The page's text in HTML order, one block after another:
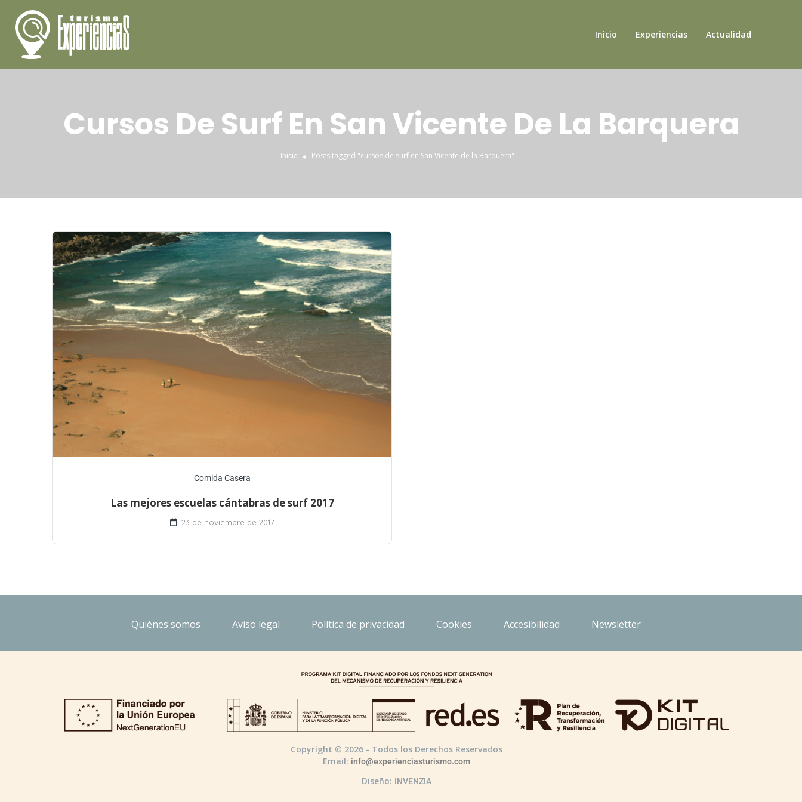
Inicio Experiencias Actualidad
Cursos De Surf En San Vicente De La Barquera
Inicio Posts tagged "cursos de surf en San Vicente de la Barquera"
Comida Casera
Las mejores escuelas cántabras de surf 2017
23 de noviembre de 2017
Quiénes somos Aviso legal Política de privacidad Cookies Accesibilidad Newsletter
Copyright © 2026 - Todos los Derechos Reservados
Email: info@experienciasturismo.com
Diseño: INVENZIA